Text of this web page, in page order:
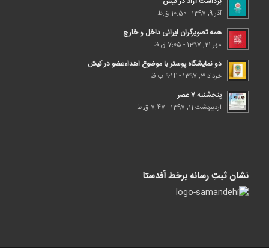
آذر 9, 1397 - 10:50 ق.ظ
همه تصویرگران ایرانی داخل و خارج
مهر 21, 1397 - 7:05 ق.ظ
دو نمایشگاه پوستر با موضوع اهداء‌عضو در کیش
خرداد 3, 1397 - 9:14 ب.ظ
پنجشنبه ۷ عصر
اردیبهشت 11, 1397 - 7:47 ق.ظ
نشان ثبتِ رسانه برخط اَفدستا